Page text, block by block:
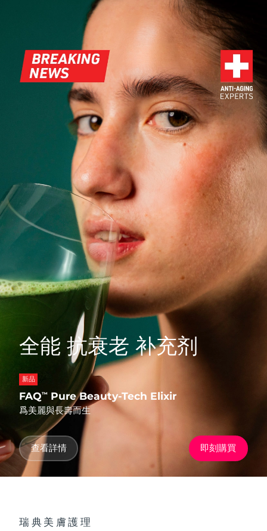
全能 抗衰老 补充剂
新品
FAQ™ Pure Beauty-Tech Elixir
爲美麗與長壽而生
查看詳情 即刻購買
瑞典美膚護理
LUNA™護膚
Premium cleansers & balm
LUNA™ 設備
All facial cleansing devices
面膜
Rejuvenation & hydration
UFO™ 設備
All deep facial hydration devices
issa™ Teeth Whitening Set
Dual LED + sonic device & 18% PAP gel
ISSA™ 設備
All silicone sonic toothbrushes
FAQ™ 103
Luxurious clinical anti-aging set
FAQ™ P1 Primer
Manuka honey primer
FAQ™護膚品
All FAQ™ skincare
FAQ™產品
All anti-aging treatments
FAQ™ 211
Anti-aging neck & décolleté LED mask
FAQ™ 221
Anti-aging LED hand mask
FAQ™護膚品
All FAQ™ skincare
FAQ™產品
All LED treatments
FAQ™ Scalp Serum
Scalp recovery probiotic serum
FAQ™護膚品
All FAQ™ skincare
FAQ™產品
All hair treatments
FAQ™ 502
Full-Spectrum Red Light Therapy
FAQ™ Red Light Serum
FAQ™ skincare
All FAQ™ skincare
FAQ™ products
All toning treatments
專業治療
PEACH™ 2 Pro Max
Professional IPL hair removal device
PEACH™ 2
IPL hair removal
PEACH™ 2 go
Travel-friendly IPL hair removal
PEACH™ Cooling Prep Gel
Cooling IPL hair removal gel
身體護理
BEAR™ 2 body
Microcurrent body toning
LUNA™ 4 body
Massaging body brush
SUPERCHARGED™ serum
Firming body serum
痘肌護理
ESPADA™ 2 plus
Recurring acne LED therapy
ESPADA™ 2
Acne treatment device
ESPADA™ Blemish Solution
Concentrated acne gel
ESPADA™ 設備
All acne treatment devices
BEAR™ 2 eyes & lips
Microcurrent line smoothing device
IRIS™ 2
Rejuvenating eye massager
眼部護膚
Advanced eye care treatment
眼部護理設備
All revitalizing eye massagers
毛孔護理
KIWI™ derma
Diamond microdermabrasion .
KIWI™
Blackhead remover
KIWI™ 皮肤护理
Advanced pore care essentials
護發
LUNA™ 4 hair
2-in-1 LED scalp massager
FLIP™ play advanced
LED light hairbrush
LUNA™ Dual-Peptide Scalp
Serum
For healthy hair
牙齒美白
issa™ Teeth Whitening Set
Dual LED + sonic device & 18% PAP gel
issa™ Teeth Whitening Gel
18% PAP
更多的
護膚品
全部購買
預計送達日期08/08/2026
預計送達日期 08/08/2026
愛沙尼亞 預計送達日期 08/08/2026
預計送達日期08/08/2026
預計送達日期08/08/2026
法屬玻里尼西亞 預計送達日期 12/08/2026
德國 預計送達日期08/08/2026
直布羅陀 12/08/2026
希臘 預計送達日期 08/08/2026
中國香港特別行政區 預計送達日期 09/08/2026
匈牙利 預計送達日期08/08/2026
預計送達日期
印尼 預計送達日期
愛爾蘭
曼島
以色列 預計送達日期12/08/2026
義大利 預計送達日期08/08/2026
澤西島